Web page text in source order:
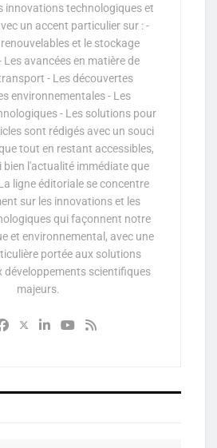
innovations technologiques et
un accent particulier sur : -
et le stockage
Les avancées en matière de
- Les découvertes
environnementales - Les
- Les solutions pour
sont rédigés avec un souci
tout en restant accessibles,
l'actualité immédiate que
ligne éditoriale se concentre
sur les innovations et les
qui façonnent notre
et environnemental, avec une
portée aux solutions
développements scientifiques
majeurs.